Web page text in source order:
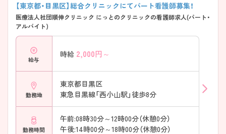
【東京都・目黒区】総合クリニックにてパート看護師募集！
医療法人社団順伸クリニック にっとのクリニックの看護師求人(パート・
アルバイト)
給与
時給 2,000円～
勤務地
東京都目黒区
東急目黒線「西小山駅」徒歩8分
勤務時間
午前:08時30分～12時00分（休憩0分）
午後:14時00分～18時00分（休憩0分）